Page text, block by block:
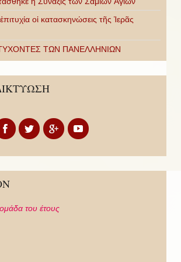
οἱ κατασκηνώσεις τῆς Ἱερᾶς
ΤΩΝ ΠΑΝΕΛΛΗΝΙΩΝ
του έτους